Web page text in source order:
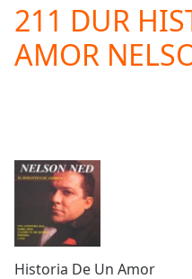
Play
Video
Play
Current
Time0:00
Duration-:-
Loaded:
211 DUR
AMOR
Historia De Un Amor